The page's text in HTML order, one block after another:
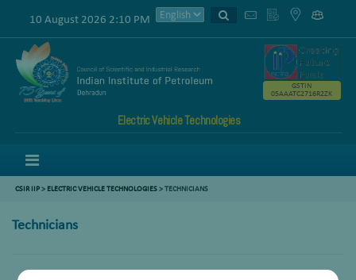
10 August 2026 2:10 PM
Electric Vehicle Technologies
GSTIN
05AAATC2716R2ZK
CSIR IIP> ELECTRIC VEHICLE TECHNOLOGIES>TECHNICIANS
Technicians